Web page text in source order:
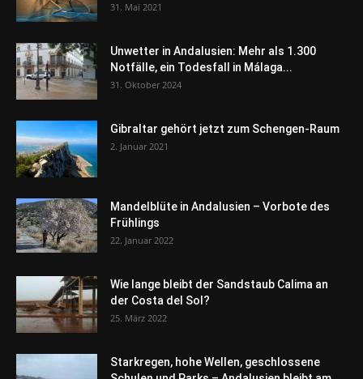
31. Mai 2021
Unwetter in Andalusien: Mehr als 1.300
Notfälle, ein Todesfall in Málaga...
31. Oktober 2024
Gibraltar gehört jetzt zum Schengen-Raum
2. Januar 2021
Mandelblüte in Andalusien – Vorbote des
Frühlings
22. Januar 2022
Wie lange bleibt der Sandstaub Calima an
der Costa del Sol?
25. März 2022
Starkregen, hohe Wellen, geschlossene